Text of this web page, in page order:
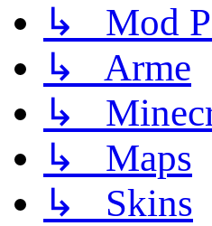
↳ Mod
↳ Arme
↳
↳ Maps
↳ Skins